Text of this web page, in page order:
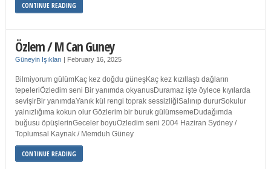
CONTINUE READING
Özlem / M Can Guney
Güneyin Işıkları | February 16, 2025
Bilmiyorum gülümKaç kez doğdu güneşKaç kez kızıllaştı dağların
tepeleriÖzledim seni Bir yanımda okyanusDuramaz işte öylece kıyılarda
sevişirBir yanımdaYanık kül rengi toprak sessizliğiSalınıp dururSokulur
yalnızlığıma kokun olur Gözlerim bir buruk gülümsemeDudağımda
buğusu öpüşlerinGeceler boyuÖzledim seni 2004 Haziran Sydney /
Toplumsal Kaynak / Memduh Güney
CONTINUE READING